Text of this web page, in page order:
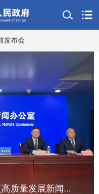
发布会
质量发展新闻...